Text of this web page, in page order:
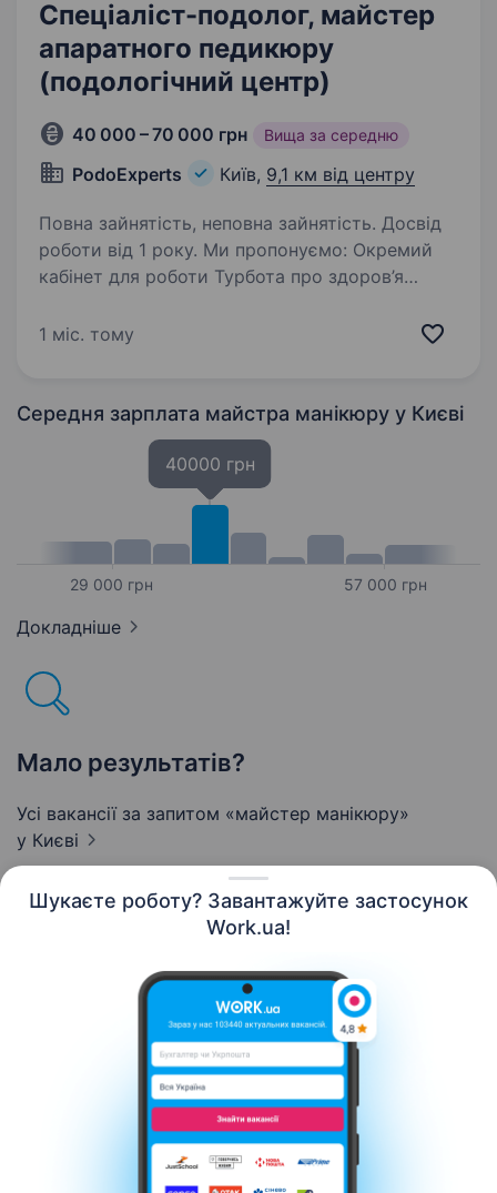
Шукаєте роботу? Завантажуйте застосунок
Work.ua!
Спеціаліст-подолог, майстер
апаратного педикюру
(подологічний центр)
40 000 – 70 000 грн Вища за середню
PodoExperts Київ, 9,1 км від центру
Повна зайнятість, неповна зайнятість. Досвід
роботи від 1 року. Ми пропонуємо: Окремий
кабінет для роботи Турбота про здоров’я
сучасне подологічне крісло оснащене 3
1 міс. тому
Середня зарплата майстра манікюру у Києві
29 000 грн
40000 грн
57 000 грн
Докладніше
Мало результатів?
Усі вакансії за запитом «майстер манікюру»
у Києві
Контакти Про нас
Кар’єра
Допомога Умови використання